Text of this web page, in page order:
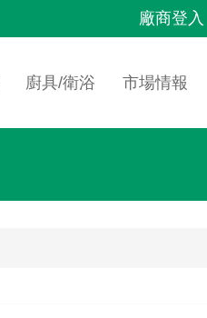
廠商登入
廚具/衛浴 市場情報